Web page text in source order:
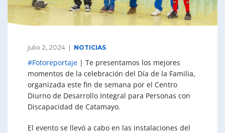
julio 2, 2024 NOTICIAS
#Fotoreportaje | Te presentamos los mejores
momentos de la celebración del Día de la Familia,
organizada este fin de semana por el Centro
Diurno de Desarrollo Integral para Personas con
Discapacidad de Catamayo.
El evento se llevó a cabo en las instalaciones del